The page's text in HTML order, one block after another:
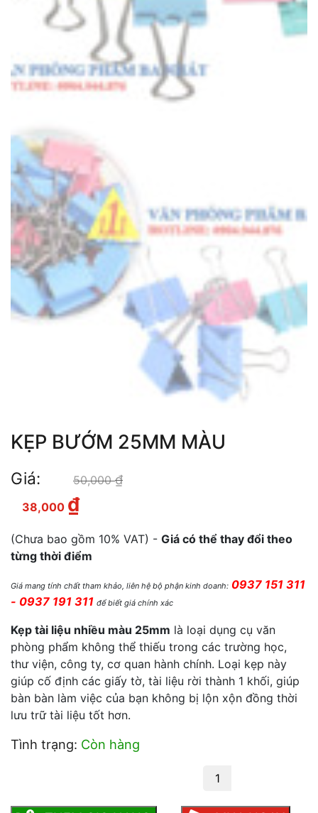
KẸP BƯỚM 25MM MÀU
Giá: 50,000₫
38,000 ₫
(Chưa bao gồm 10% VAT) - Giá có thể thay đổi theo
từng thời điểm
Giá mang tính chất tham khảo, liên hệ bộ phận kinh doanh: 0937 151 311
- 0937 191 311 để biết giá chính xác
Kẹp tài liệu nhiều màu 25mm là loại dụng cụ văn
phòng phẩm không thể thiếu trong các trường học,
thư viện, công ty, cơ quan hành chính. Loại kẹp này
giúp cố định các giấy tờ, tài liệu rời thành 1 khối, giúp
bàn bàn làm việc của bạn không bị lộn xộn đồng thời
lưu trữ tài liệu tốt hơn.
Tình trạng: Còn hàng